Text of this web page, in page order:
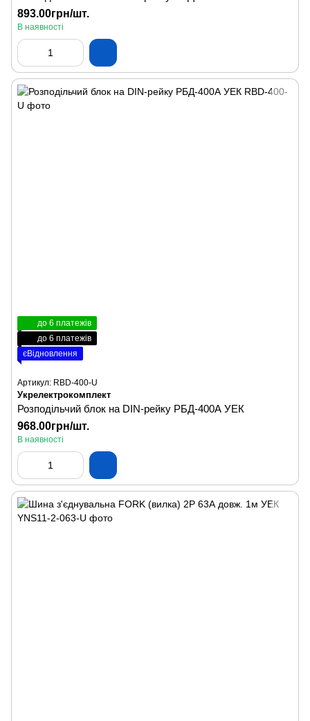
893.00грн/шт.
В наявності
до 6 платежів
до 6 платежів
єВідновлення
Артикул: RBD-400-U
Укрелектрокомплект
Розподільчий блок на DIN-рейку РБД-400А УЕК
968.00грн/шт.
В наявності